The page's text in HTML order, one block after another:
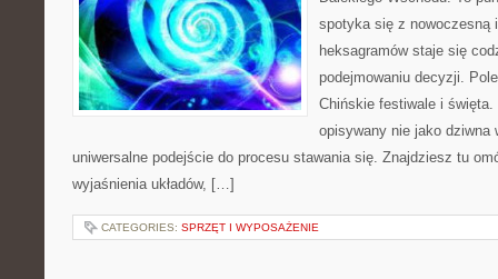
spotyka się z nowoczesną
heksagramów staje się
podejmowaniu decyzji.
Chińskie festiwale i
opisywany nie jako dziwna
uniwersalne podejście do procesu stawania się. Znajdziesz tu
wyjaśnienia układów, […]
CATEGORIES: SPRZĘT I WYPOSAŻENIE